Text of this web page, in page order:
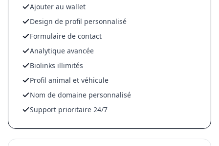
Ajouter au wallet
Design de profil personnalisé
Formulaire de contact
Analytique avancée
Biolinks illimités
Profil animal et véhicule
Nom de domaine personnalisé
Support prioritaire 24/7